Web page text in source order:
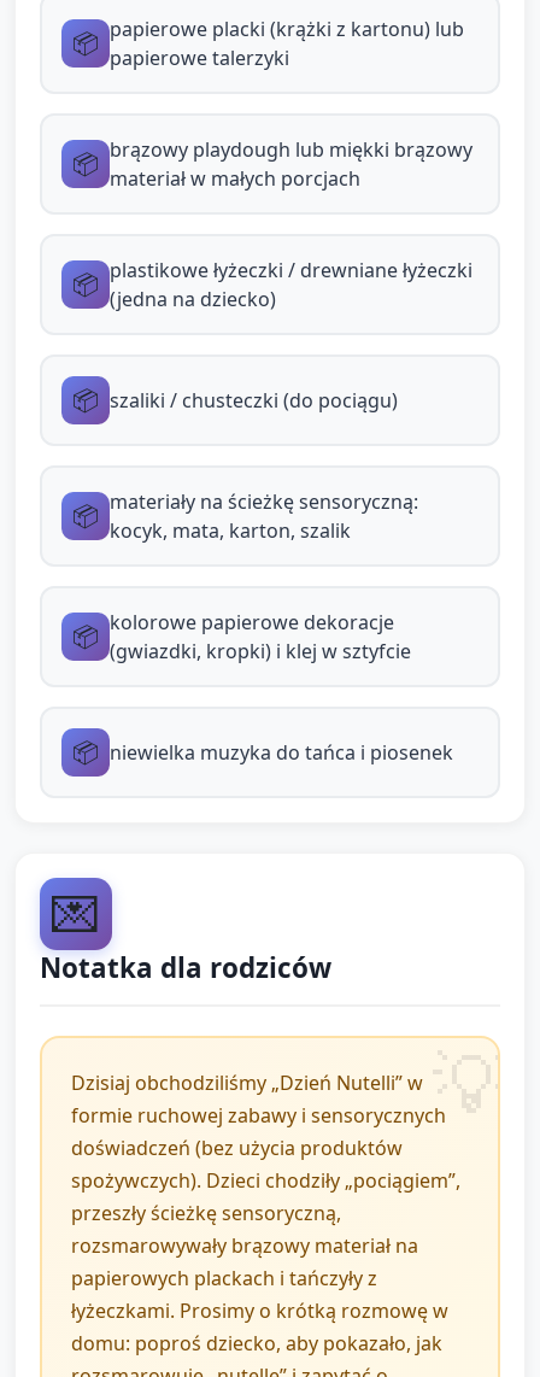
„Rozsmaruj nutellę” — praca przy stolikach /
na dywanie (6–7 min)
(krążek z kartonu lub papierowy talerzyk),
plastikową łyżeczkę/ szpatułkę.
Zadanie: dziecko bierze „porcję” i
działania („Teraz kroimy, teraz
Dzieci mogą dokleić dodatkowe dekoracje z
Taniec łyżeczek i rytmika (4 min)
muzykę poruszają łyżeczką (klepią delikatnie
Krótka zabawa „Podaj słoik” (czas
Dzieci siedzą w kole, jedno dziecko ma
obrazek słoika i podaje go dalej przy
akompaniamencie piosenki — ćwiczenie
kolejności i słuchania sygnału muzycznego.
Zakończenie i
podsumowanie (5 minut)
Sprzątanie w formie zabawy (dzieci odkładają swoje
📦 papierowe placki (krążki z kartonu) lub
papierowe talerzyki
📦 brązowy playdough lub miękki brązowy
materiał w małych porcjach
📦 plastikowe łyżeczki / drewniane łyżeczki
(jedna na dziecko)
📦 szaliki / chusteczki (do pociągu)
📦 materiały na ścieżkę sensoryczną:
kocyk, mata, karton, szalik
📦 kolorowe papierowe dekoracje
(gwiazdki, kropki) i klej w sztyfcie
📦 niewielka muzyka do tańca i piosenek
💌
Notatka dla rodziców
Dzisiaj obchodziliśmy „Dzień Nutelli” w
formie ruchowej zabawy i sensorycznych
doświadczeń (bez użycia produktów
spożywczych). Dzieci chodziły „pociągiem”,
przeszły ścieżkę sensoryczną,
rozsmarowywały brązowy materiał na
papierowych plackach i tańczyły z
łyżeczkami. Prosimy o krótką rozmowę w
domu: poproś dziecko, aby pokazało, jak